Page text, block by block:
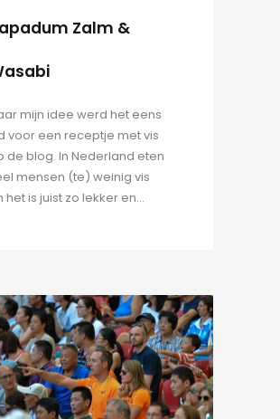
Zalm &
mijn idee werd het eens
voor een receptje met vis
de blog. In Nederland eten
mensen (te) weinig vis
het is juist zo lekker en...